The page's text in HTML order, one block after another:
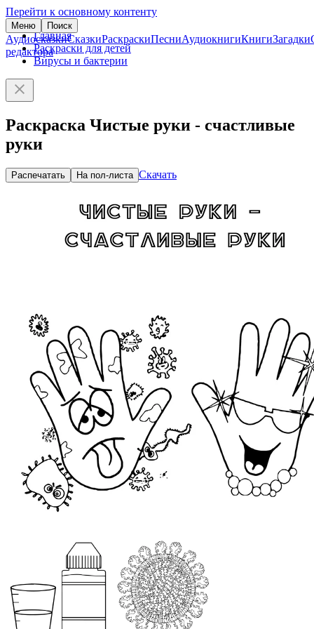
Перейти к основному контенту
Меню Поиск
АудиосказкиСказкиРаскраскиПесниАудиокнигиКнигиЗагадки
редактора
Главная
Раскраски для детей
Вирусы и бактерии
Раскраска Чистые руки - счастливые
руки
Распечатать На пол-листа Скачать